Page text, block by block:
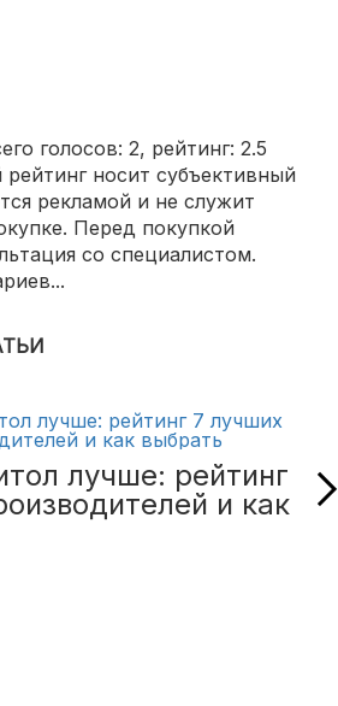
голосов: 2, рейтинг: 2.5
носит субъективный
рекламой и не служит
Перед покупкой
со специалистом.
лучше: рейтинг
и как